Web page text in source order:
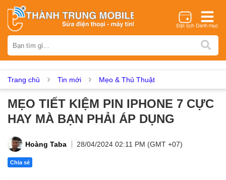
iPhone Samsung Oppo Xiaomi Realme Vivo
Asus Sony Vertu LG Tecno
Dịch vụ sửa chữa
Thay màn hình Ép kính
Thay loa Thay kính lưng Thay vỏ Thay chân sạc
Trang chủ Tin mới Mẹo & Thủ Thuật
MẸO TIẾT KIỆM PIN IPHONE 7 CỰC
HAY MÀ BẠN PHẢI ÁP DỤNG
Hoàng Taba 28/04/2024 02:11 PM (GMT +07)
Chia sẻ